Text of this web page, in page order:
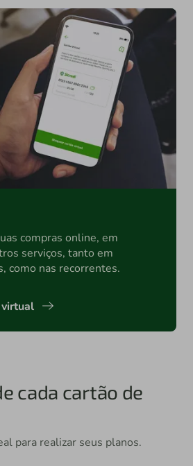
compras online, em
serviços, tanto em
como nas recorrentes.
virtual
cada cartão de
para realizar seus planos.